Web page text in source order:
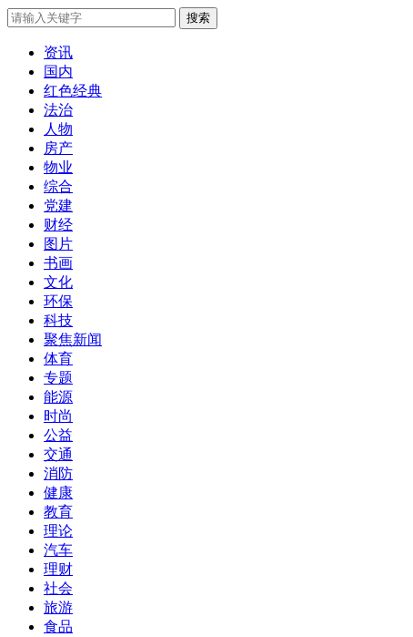
搜索
资讯
国内
红色经典
法治
人物
房产
物业
综合
党建
财经
图片
书画
文化
环保
科技
聚焦新闻
体育
专题
能源
时尚
公益
交通
消防
健康
教育
理论
汽车
理财
社会
旅游
食品